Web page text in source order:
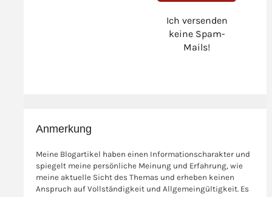
Ich versenden
keine Spam-
Mails!
Anmerkung
Meine Blogartikel haben einen Informationscharakter und
spiegelt meine persönliche Meinung und Erfahrung, wie
meine aktuelle Sicht des Themas und erheben keinen
Anspruch auf Vollständigkeit und Allgemeingültigkeit. Es